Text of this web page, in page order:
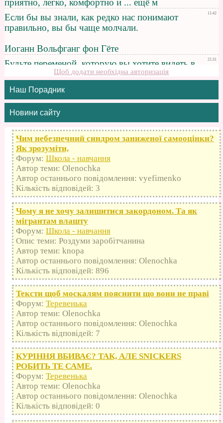
Щоб додати необхідна авторизація
Наш Порадник
Новини сайту
Чим небезпечний синдром заниженої самооцінки?
Як зрозуміти,
Форум: Школа - навчання
Автор теми: Olenochka
Автор останнього повідомлення: vyefimenko
Кількість відповідей: 3
Чому я не хочу залишитися закордоном. Та як
мігрантам влашту
Форум: Школа - навчання
Опис теми: Роздуми заробітчанина
Автор теми: knopa
Автор останнього повідомлення: Olenochka
Кількість відповідей: 896
Тексти щоб москалям пояснити що вони не праві
Форум: Теревенька
Автор теми: Olenochka
Автор останнього повідомлення: Olenochka
Кількість відповідей: 7
КУРІННЯ ВБИВАЄ? ТАК, АЛЕ SNICKERS
РОБИТЬ ТЕ САМЕ.
Форум: Теревенька
Автор теми: Olenochka
Автор останнього повідомлення: Olenochka
Кількість відповідей: 0